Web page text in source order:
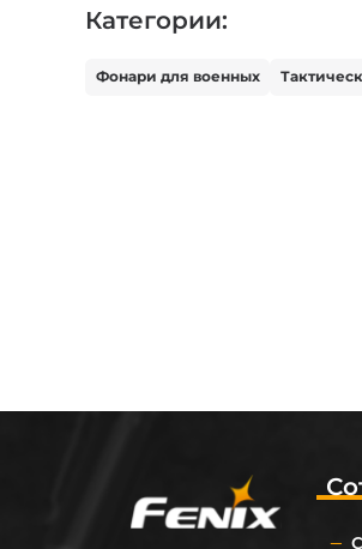
Категории:
Фонари для военных